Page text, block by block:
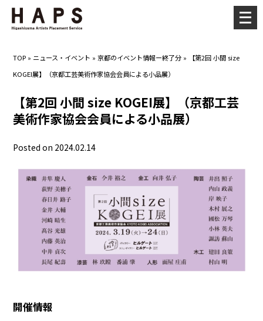
TOP » ニュース・イベント »京都のイベント情報ー終了分 »
【第2回 小間 size
KOGEI展】（京都工芸美術作家協会会員による小品展）
【第2回 小間 size KOGEI展】（京都工芸
美術作家協会会員による小品展）
Posted on 2024.02.14
開催情報
メ
ニ
ー
開